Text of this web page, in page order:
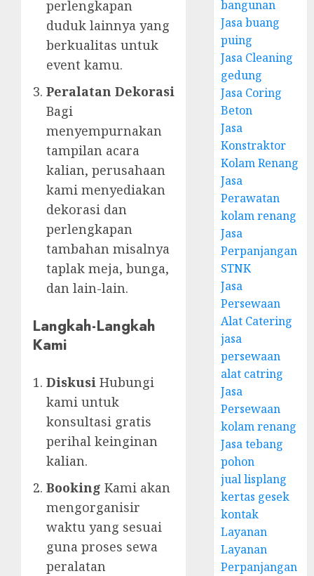
perlengkapan
duduk lainnya yang
berkualitas untuk
event kamu.
Peralatan Dekorasi
Bagi
menyempurnakan
tampilan acara
kalian, perusahaan
kami menyediakan
dekorasi dan
perlengkapan
tambahan misalnya
taplak meja, bunga,
dan lain-lain.
Langkah-Langkah
Kami
Diskusi Hubungi
kami untuk
konsultasi gratis
perihal keinginan
kalian.
Booking Kami akan
mengorganisir
waktu yang sesuai
guna proses sewa
peralatan
bangunan
Jasa buang
puing
Jasa Cleaning
gedung
Jasa Coring
Beton
Jasa
Konstraktor
Kolam Renang
Jasa
Perawatan
kolam renang
Jasa
Perpanjangan
STNK
Jasa
Persewaan
Alat Catering
jasa
persewaan
alat catring
Jasa
Persewaan
kolam renang
Jasa tebang
pohon
jual lisplang
kertas gesek
kontak
Layanan
Layanan
Perpanjangan